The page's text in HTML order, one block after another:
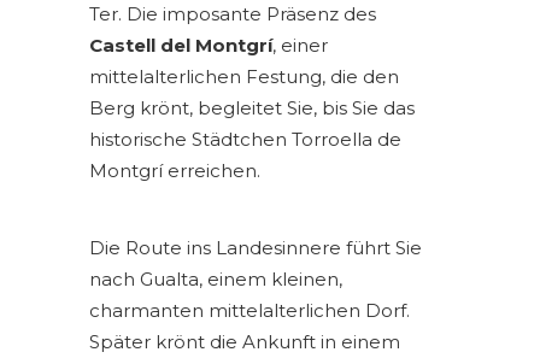
Ter. Die imposante Präsenz des
Castell del Montgrí, einer
mittelalterlichen Festung, die den
Berg krönt, begleitet Sie, bis Sie das
historische Städtchen Torroella de
Montgrí erreichen.
Die Route ins Landesinnere führt Sie
nach Gualta, einem kleinen,
charmanten mittelalterlichen Dorf.
Später krönt die Ankunft in einem